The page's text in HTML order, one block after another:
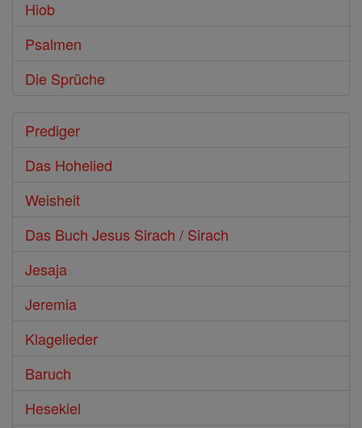
Hiob
Psalmen
Die Sprüche
Prediger
Das Hohelied
Weisheit
Das Buch Jesus Sirach / Sirach
Jesaja
Jeremia
Klagelieder
Baruch
Hesekiel